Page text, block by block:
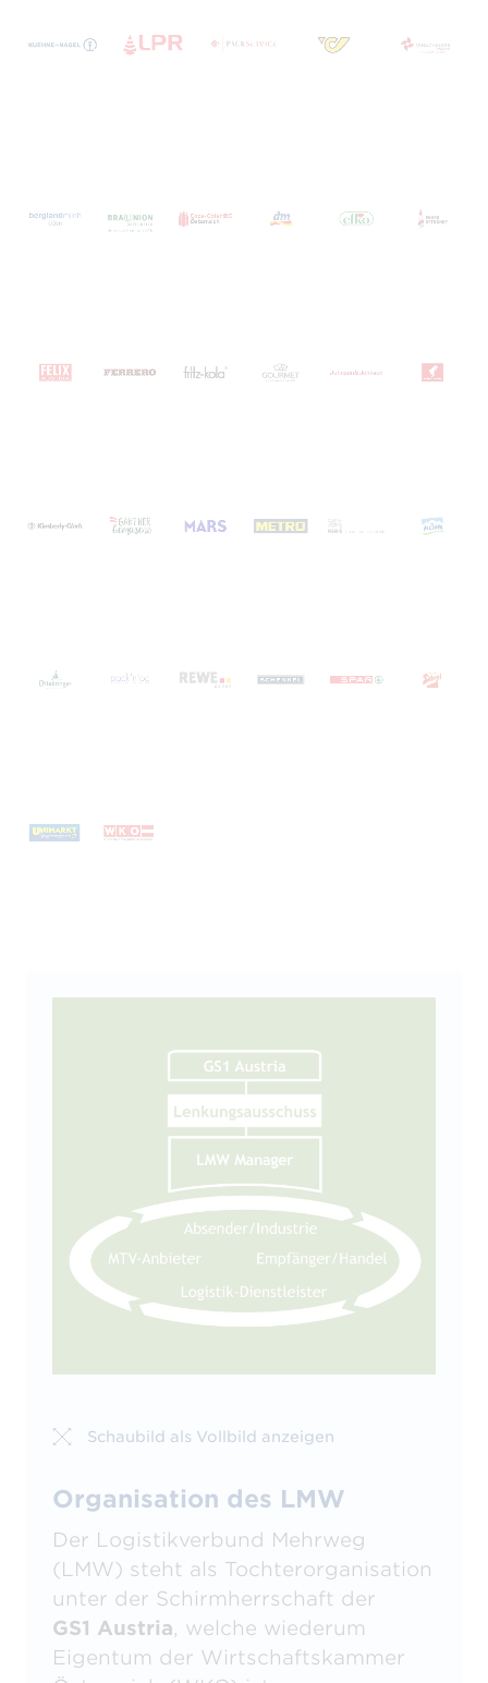
Schaubild als Vollbild anzeigen
Organisation des LMW
Der Logistikverbund Mehrweg
(LMW) steht als Tochterorganisation
unter der Schirmherrschaft der
GS1 Austria, welche wiederum
Eigentum der Wirtschaftskammer